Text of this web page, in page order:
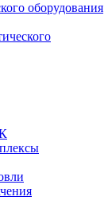
оборудования